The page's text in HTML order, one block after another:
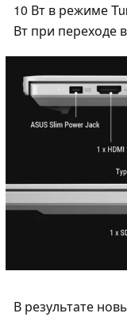
10 Вт в режиме
Вт при переходе
В результате